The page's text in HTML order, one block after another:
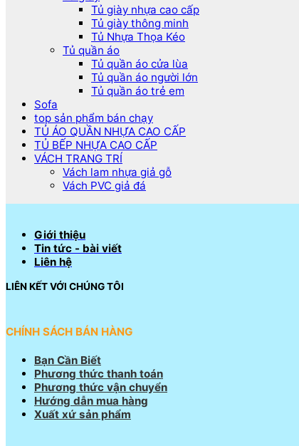
Tủ giày nhựa cao cấp
Tủ giày thông minh
Tủ Nhựa Thọa Kéo
Tủ quần áo
Tủ quần áo cửa lùa
Tủ quần áo người lớn
Tủ quần áo trẻ em
Sofa
top sản phẩm bán chạy
TỦ ÁO QUẦN NHỰA CAO CẤP
TỦ BẾP NHỰA CAO CẤP
VÁCH TRANG TRÍ
Vách lam nhựa giả gỗ
Vách PVC giả đá
Giới thiệu
Tin tức - bài viết
Liên hệ
LIÊN KẾT VỚI CHÚNG TÔI
CHÍNH SÁCH BÁN HÀNG
Bạn Cần Biết
Phương thức thanh toán
Phương thức vận chuyển
Hướng dẫn mua hàng
Xuất xứ sản phẩm